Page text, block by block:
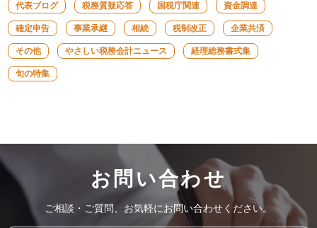
代表ブログ 税務質疑応答 国税庁関連 資金調達
確定申告 事業承継 相続 税制改正 企業共済
その他 やさしい税務会計ニュース 経理総務書式集
旬の特集
お問い合わせ
ご相談・ご質問、お気軽にお問い合わせください。